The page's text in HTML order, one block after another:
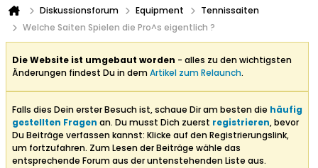
Diskussionsforum Equipment
Tennissaiten
Welche Saiten Spielen die Pro^s eigentlich ?
Die Website ist umgebaut worden - alles zu den wichtigsten
Änderungen findest Du in demArtikel zum Relaunch.
Falls dies Dein erster Besuch ist, schaue Dir am besten die häufig
gestellten Fragen an. Du musst Dich zuerst registrieren, bevor
Du Beiträge verfassen kannst: Klicke auf den Registrierungslink,
um fortzufahren. Zum Lesen der Beiträge wähle das
entsprechende Forum aus der untenstehenden Liste aus.